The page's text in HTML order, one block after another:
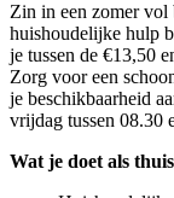
Zin in een zomer vol
huishoudelijke hulp
je tussen de €13,50
Zorg voor een
je beschikbaarheid
vrijdag tussen 08.30
Wat je doet als